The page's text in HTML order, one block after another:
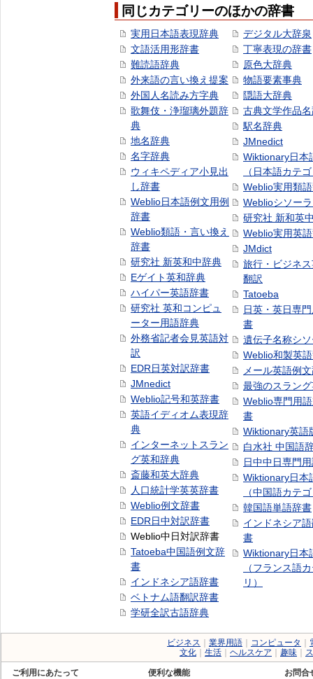
同じカテゴリーのほかの辞書
実用日本語表現辞典
文語活用形辞書
難読語辞典
外来語の言い換え提案
外国人名読み方字典
歌舞伎・浄瑠璃外題辞
典
地名辞典
名字辞典
ウィキペディア小見出
し辞書
Weblio日本語例文用例
辞書
Weblio類語・言い換え
辞書
研究社 新英和中辞典
Eゲイト英和辞典
ハイパー英語辞書
研究社 英和コンピュ
ーター用語辞典
外務省記者会見英語対
訳
EDR日英対訳辞書
JMnedict
Weblio記号和英辞書
英語イディオム表現辞
典
インターネットスラン
グ英和辞典
斎藤和英大辞典
人口統計学英英辞書
Weblio例文辞書
EDR日中対訳辞書
Weblio中日対訳辞書
Tatoeba中国語例文辞
書
インドネシア語辞書
ベトナム語翻訳辞書
学研全訳古語辞典
デジタル大辞泉
丁寧表現の辞書
原色大辞典
物語要素事典
隠語大辞典
古典文学作品
駅名辞典
JMnedict
Wiktionary日本
（日本語カテ
Weblio実用類
Weblioシソー
研究社 新和英
Weblio実用英
JMdict
旅行・ビジネ
翻訳
Tatoeba
日英・英日専
書
遺伝子名称シ
Weblio和製英
メール英語例
最強のスラン
Weblio専門用
書
Wiktionary英語
白水社 中国語
日中中日専門
Wiktionary日本
（中国語カテ
韓国語単語辞書
インドネシア
書
Wiktionary日本
（フランス語
リ）
ビジネス 業界用語 コンピュータ
文化
生活 ヘルスケア 趣味
ご利用にあたって
便利な機能
お問合